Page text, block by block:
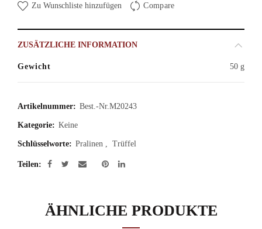
Zu Wunschliste hinzufügen Compare
ZUSÄTZLICHE INFORMATION
Gewicht 50 g
Artikelnummer: Best.-Nr.M20243
Kategorie: Keine
Schlüsselworte: Pralinen Trüffel
Teilen
ÄHNLICHE PRODUKTE